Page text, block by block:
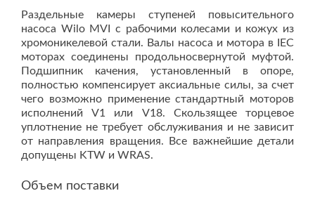
Раздельные камеры ступеней повысительного
насоса Wilo MVI с рабочими колесами и кожух из
хромоникелевой стали. Валы насоса и мотора в IEC
моторах соединены продольносвернутой муфтой.
Подшипник качения, установленный в опоре,
полностью компенсирует аксиальные силы, за счет
чего возможно применение стандартный моторов
исполнений V1 или V18. Скользящее торцевое
уплотнение не требует обслуживания и не зависит
от направления вращения. Все важнейшие детали
допущены KTW и WRAS.
Объем поставки